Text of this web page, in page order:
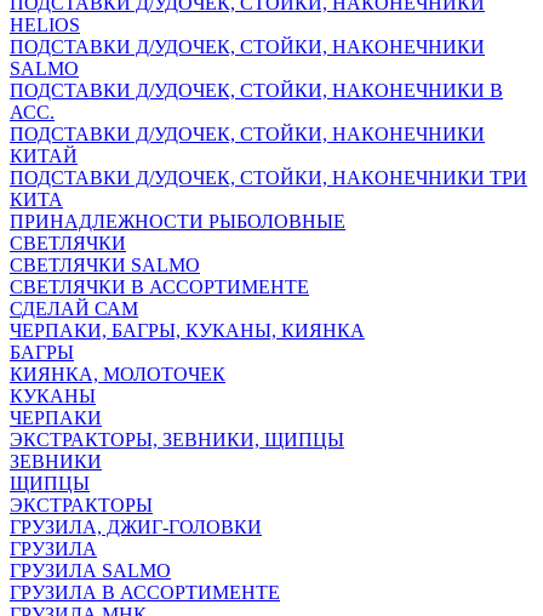
HELIOS
ПОДСТАВКИ Д/УДОЧЕК, СТОЙКИ, НАКОНЕЧНИКИ
SALMO
ПОДСТАВКИ Д/УДОЧЕК, СТОЙКИ, НАКОНЕЧНИКИ В
АСС.
ПОДСТАВКИ Д/УДОЧЕК, СТОЙКИ, НАКОНЕЧНИКИ
КИТАЙ
ПОДСТАВКИ Д/УДОЧЕК, СТОЙКИ, НАКОНЕЧНИКИ ТРИ
КИТА
ПРИНАДЛЕЖНОСТИ РЫБОЛОВНЫЕ
СВЕТЛЯЧКИ
СВЕТЛЯЧКИ SALMO
СВЕТЛЯЧКИ В АССОРТИМЕНТЕ
СДЕЛАЙ САМ
ЧЕРПАКИ, БАГРЫ, КУКАНЫ, КИЯНКА
БАГРЫ
КИЯНКА, МОЛОТОЧЕК
КУКАНЫ
ЧЕРПАКИ
ЭКСТРАКТОРЫ, ЗЕВНИКИ, ЩИПЦЫ
ЗЕВНИКИ
ЩИПЦЫ
ЭКСТРАКТОРЫ
ГРУЗИЛА, ДЖИГ-ГОЛОВКИ
ГРУЗИЛА
ГРУЗИЛА SALMO
ГРУЗИЛА В АССОРТИМЕНТЕ